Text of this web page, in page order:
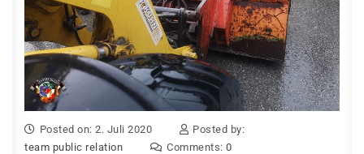
Posted on: 2. Juli 2020
Posted by:
team public relation
Comments: 0